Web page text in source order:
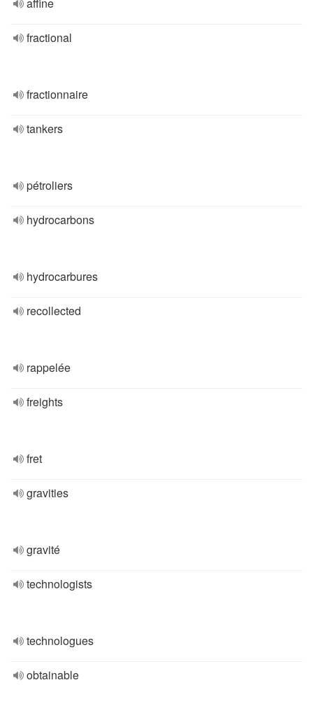
fractional
fractionnaire
tankers
pétroliers
hydrocarbons
hydrocarbures
recollected
rappelée
freights
fret
gravities
gravité
technologists
technologues
obtainable